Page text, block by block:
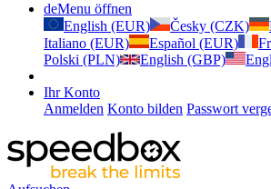
deMenu öffnen
English (EUR)
Česky (CZK)
Italiano (EUR)
Español (EUR)
Polski (PLN)
English (GBP)
Ihr Konto
Anmelden Konto bilden Passwort